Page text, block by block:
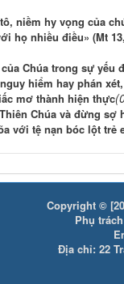
niềm hy vọng của
họ nhiều điều» (Mt
Chúa trong sự yếu
hiểm hay phán
mơ thành hiện thực
Chúa và đừng sợ
với tệ nạn bóc lột trẻ
Copyright ©
Phụ
Địa chỉ: 22